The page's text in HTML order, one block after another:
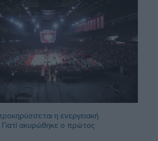
η ενεργειακή
ακυρώθηκε ο πρώτος